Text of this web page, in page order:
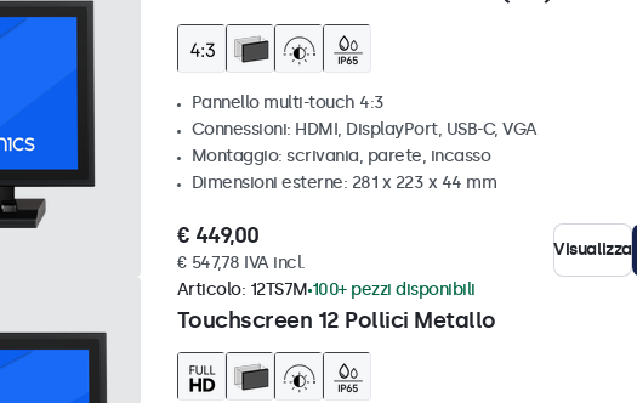
Pannello multi-touch 4:3
Connessioni: HDMI, DisplayPort, USB-C, VGA
Montaggio: scrivania, parete, incasso
Dimensioni esterne: 281 x 223 x 44 mm
€ 449,00
€ 547,78 IVA incl.
Visualizza
Touchscreen 12 Pollici Metallo
Articolo: 12TS7M 100+ pezzi disponibili